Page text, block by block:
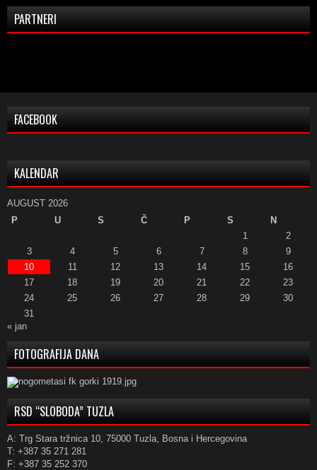
PARTNERI
FACEBOOK
KALENDAR
AUGUST 2026
P
U S Č P S
N
1
2
3
4 5 6 7 8
9
10
11 12 13 14 15
16
17
18 19 20 21 22
23
24
25 26 27 28 29
30
31
« jan
FOTOGRAFIJA DANA
RSD “SLOBODA” TUZLA
A: Trg Stara tržnica 10, 75000 Tuzla, Bosna i Hercegovina
T: +387 35 271 281
F: +387 35 252 370